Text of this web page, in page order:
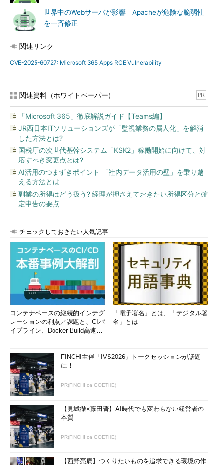
世界中のWebサーバが影響 Apacheが危険な脆弱性
を一斉修正
関連リンク
CVE-2025-60727: Microsoft 365 Apps RCE Vulnerability
関連資料（ホワイトペーパー） PR
「Microsoft 365」徹底解説ガイド【Teams編】
JR西日本ITソリューションズが「監視業務の属人化」を解消
した方法とは?
国税庁の次世代基幹システム「KSK2」稼働開始に向けて、対
応すべき変更点とは?
AI活用のつまずきポイント 「社内データ活用の壁」を乗り越
える方法とは
副業の所得はどう扱う? 経理が押さえておきたい所得区分と確
定申告の要点
チェックしておきたい人気記事
コンテナベースの継続的インテグ
レーションの利点／課題と、CIパ
イプライン、Docker Build高速化
「電子署名」とは、「デジタル署
名」とは
FINCHI主催「IVS2026」トークセッションが話題
に！
PR(FINCHI on GOETHE)
【見城徹×藤田晋】AI時代でも変わらない経営者の
本質
PR(FINCHI on GOETHE)
【西野亮廣】つくりたいものを追求できる環境の作